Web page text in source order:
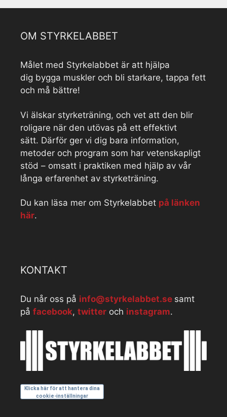
OM STYRKELABBET
Målet med Styrkelabbet är att hjälpa
dig bygga muskler och bli starkare, tappa fett
och må bättre!
Vi älskar styrketräning, och vet att den blir
roligare när den utövas på ett effektivt
sätt. Därför ger vi dig bara information,
metoder och program som har vetenskapligt
stöd – omsatt i praktiken med hjälp av vår
långa erfarenhet av styrketräning.
Du kan läsa mer om Styrkelabbet på länken
här.
KONTAKT
Du når oss på info@styrkelabbet.se samt
på facebook, twitter och instagram.
Klicka här för att hantera dina
cookie-inställningar